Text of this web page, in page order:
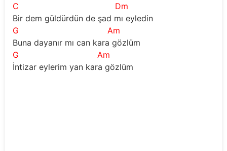
C
Dm
Bir dem güldürdün de şad mı eyledin
G
Am
Buna dayanır mı can kara gözlüm
G
Am
İntizar eylerim yan kara gözlüm